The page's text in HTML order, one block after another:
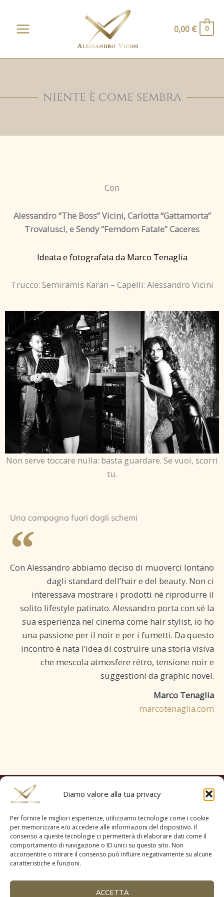
Diamo valore alla tua privacy
Per fornire le migliori esperienze, utilizziamo tecnologie come i cookie
per memorizzare e/o accedere alle informazioni del dispositivo. Il
consenso a queste tecnologie ci permetterà di elaborare dati come il
comportamento di navigazione o ID unici su questo sito. Non
acconsentire o ritirare il consenso può influire negativamente su alcune
caratteristiche e funzioni.
ACCETTA
contenuto
0,00 € 0
niente è come sembra
Con
Alessandro “The Boss” Vicini, Carlotta “Gattamorta”
Trovalusci, e Sendy “Femdom Fatale” Caceres
Ideata e fotografata da Marco Tenaglia
Trucco: Semiramis Karan – Capelli: Alessandro Vicini
Non serve toccare nulla: basta guardare. Se vuoi, scorri
tu.
Una campagna fuori dagli schemi
Con Alessandro abbiamo deciso di muoverci lontano
dagli standard dell’hair e del beauty. Non ci
interessava mostrare i prodotti né riprodurre il
solito lifestyle patinato. Alessandro porta con sé la
sua esperienza nel cinema come hair stylist, io ho
una passione per il noir e per i fumetti. Da questo
incontro è nata l’idea di costruire una storia visiva
che mescola atmosfere rétro, tensione noir e
suggestioni da graphic novel.
Marco Tenaglia
marcotenaglia.com
COOKIE POLICY (UE)